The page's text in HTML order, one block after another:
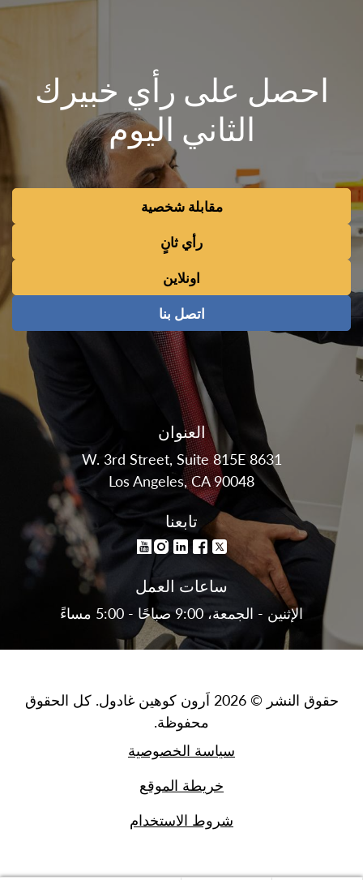
احصل على رأي خبيرك
الثاني اليوم
مقابلة شخصية
رأي ثانٍ
اونلاين
اتصل بنا
العنوان
8631 W. 3rd Street, Suite 815E
Los Angeles, CA 90048
تابعنا
ساعات العمل
الإثنين - الجمعة، 9:00 صباحًا - 5:00 مساءً
حقوق النشر © 2026 اَرون كوهين غادول. كل الحقوق
محفوظة.
سياسة الخصوصية
خريطة الموقع
شروط الاستخدام